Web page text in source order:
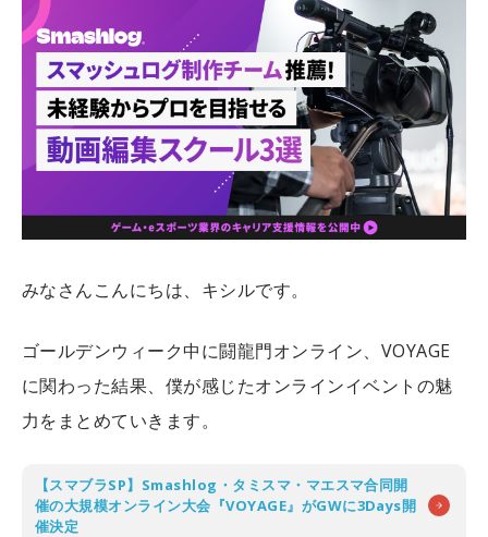
みなさんこんにちは、キシルです。
ゴールデンウィーク中に闘龍門オンライン、VOYAGE
に関わった結果、僕が感じたオンラインイベントの魅
力をまとめていきます。
【スマブラSP】Smashlog・タミスマ・マエスマ合同開
催の大規模オンライン大会『VOYAGE』がGWに3Days開
催決定